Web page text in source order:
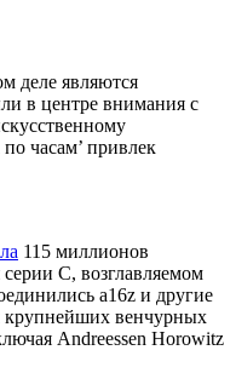
деле являются
в центре внимания с
часам’ привлек
115 миллионов
C, возглавляемом
a16z и другие
крупнейших венчурных
Andreessen Horowitz